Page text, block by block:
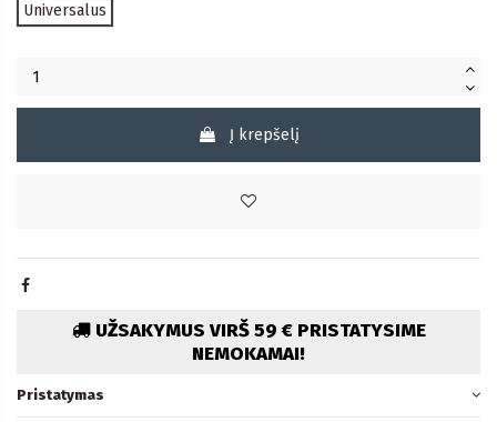
Universalus
Į krepšelį
UŽSAKYMUS VIRŠ 59 € PRISTATYSIME
NEMOKAMAI!
Pristatymas